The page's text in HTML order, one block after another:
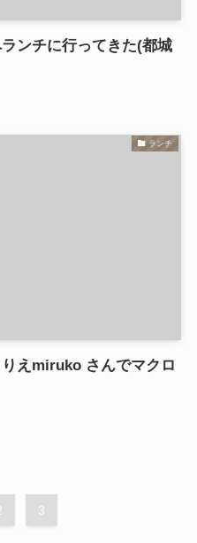
ンチに行ってきた(都城
ランチ
りえmiruko さんでマクロ
3